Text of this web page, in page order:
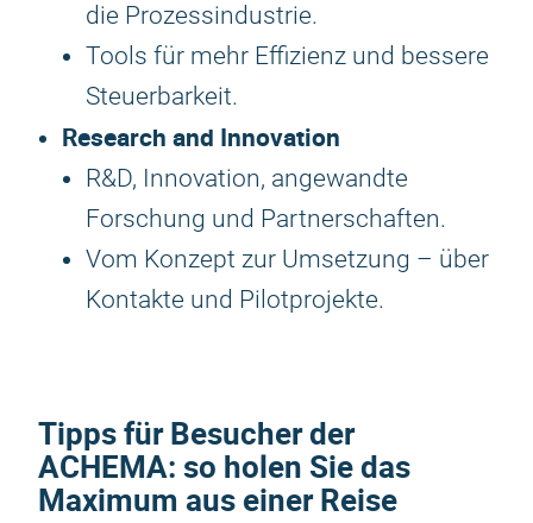
die Prozessindustrie.
Tools für mehr Effizienz und bessere
Steuerbarkeit.
Research and Innovation
R&D, Innovation, angewandte
Forschung und Partnerschaften.
Vom Konzept zur Umsetzung – über
Kontakte und Pilotprojekte.
Tipps für Besucher der
ACHEMA: so holen Sie das
Maximum aus einer Reise